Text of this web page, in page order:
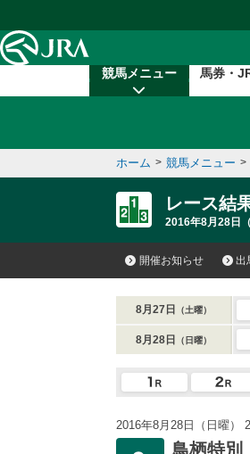
競馬メニュー 馬券・
ホーム > 競馬メニュー >
レース結
2016年8月28日
開催お知らせ 出
8月27日 （土曜）
8月28日 （日曜）
2016年8月28日（日曜）
鳥栖特別